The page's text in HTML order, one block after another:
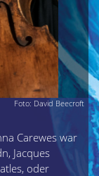
Carewes war
Jacques
oder
Foto: David Beecroft